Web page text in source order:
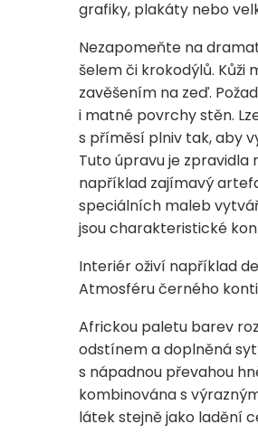
grafiky, plakáty nebo
Nezapomeňte na
šelem či krokodýlů. Kůži
zavěšením na zeď.
i matné povrchy stěn.
s příměsí plniv tak, aby
Tuto úpravu je
například zajímavý
speciálních maleb
jsou charakteristické
Interiér oživí například
Atmosféru černého
Africkou paletu barev
odstínem a doplněná
s nápadnou převahou
kombinována s
látek stejně jako ladění